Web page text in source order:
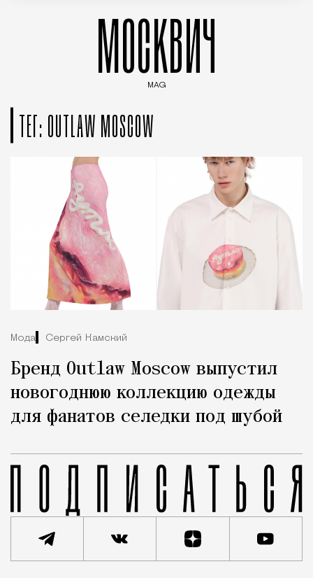
МОСКВИЧ
MAG
ТЕГ: OUTLAW MOSCOW
Мода Сергей Камский
Бренд Outlaw Moscow выпустил
новогоднюю коллекцию одежды
для фанатов селедки под шубой